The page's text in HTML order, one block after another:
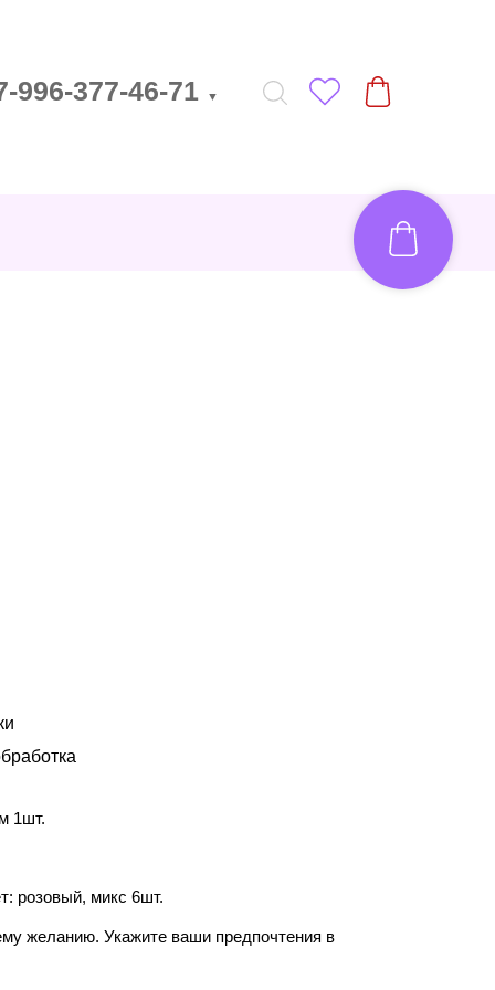
996-377-46-71 ▼
1шт.
розовый, микс 6шт.
желанию. Укажите ваши предпочтения в